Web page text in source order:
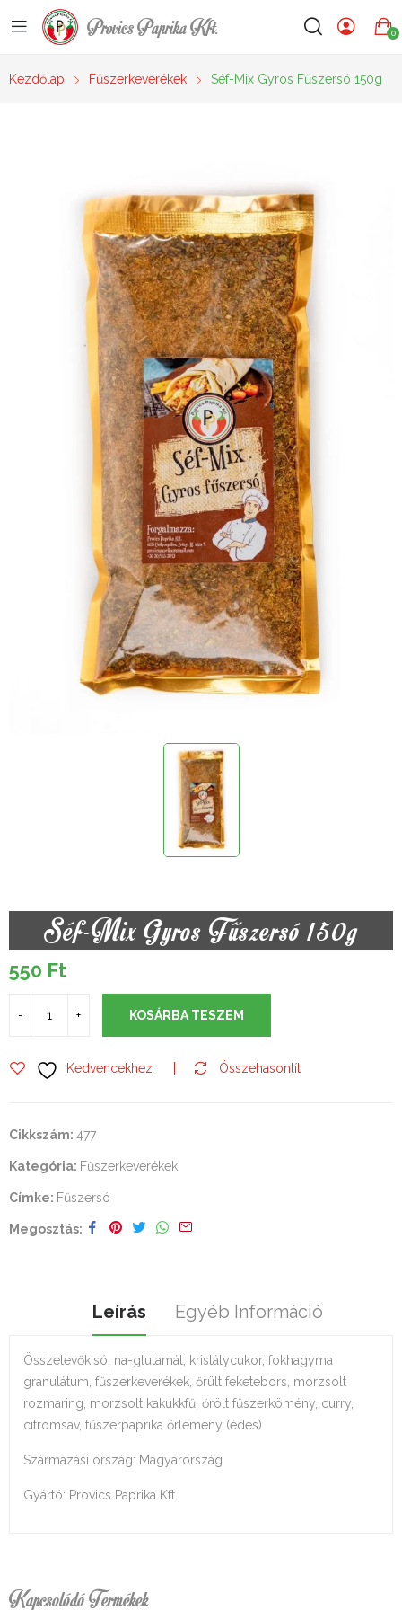
Provics Paprika Kft. 0
Kezdőlap Fűszerkeverékek Séf-Mix Gyros Fűszersó 150g
Séf-Mix Gyros Fűszersó 150g
550 Ft
KOSÁRBA TESZEM
Kedvencekhez Összehasonlít
Cikkszám: 477
Kategória: Fűszerkeverékek
Címke: Fűszersó
Megosztás
Leírás Egyéb Információ
Összetevők:só, na-glutamát, kristálycukor, fokhagyma
granulátum, fűszerkeverékek, őrült feketebors, morzsolt
rozmaring, morzsolt kakukkfű, őrölt fűszerkömény, curry,
citromsav, fűszerpaprika őrlemény (édes)
Származási ország: Magyarország
Gyártó: Provics Paprika Kft
Kapcsolódó Termékek